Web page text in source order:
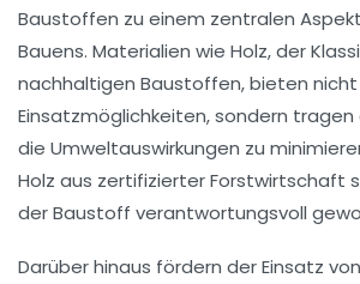
Baustoffen zu einem zentralen
Bauens. Materialien wie Holz, der
nachhaltigen Baustoffen, bieten
Einsatzmöglichkeiten, sondern tragen
die Umweltauswirkungen zu
Holz aus zertifizierter Forstwirtschaft
der Baustoff verantwortungsvoll
Darüber hinaus fördern der Einsatz von